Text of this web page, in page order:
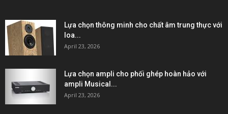
Lựa chọn thông minh cho chất âm trung thực với
loa...
April 23, 2026
Lựa chọn ampli cho phối ghép hoàn hảo với
ampli Musical...
April 23, 2026